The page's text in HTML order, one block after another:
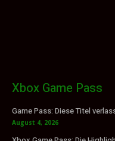
Xbox Game Pass
Game Pass: Diese Titel
August 4, 2026